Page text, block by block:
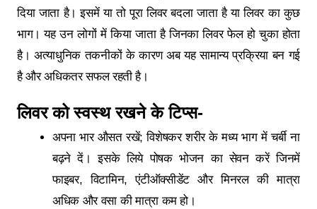
दिया जाता है। इसमें या तो पूरा लिवर बदला जाता है या लिवर का कुछ
भाग। यह उन लोगों में किया जाता है जिनका लिवर फेल हो चुका होता
है। अत्याधुनिक तकनीकों के कारण अब यह सामान्य प्रक्रिया बन गई
है और अधिकतर सफल रहती है।
लिवर को स्वस्थ रखने के टिप्स-
अपना भार औसत रखें; विशेषकर शरीर के मध्य भाग में चर्बी ना
बढ़ने दें। इसके लिये पोषक भोजन का सेवन करें जिनमें
फाइबर, विटामिन, एंटीऑक्सीडेंट और मिनरल की मात्रा
अधिक और वसा की मात्रा कम हो।